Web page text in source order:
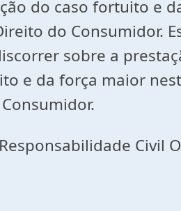
do caso fortuito e
do Consumidor.
sobre a
e da força maior
Civil